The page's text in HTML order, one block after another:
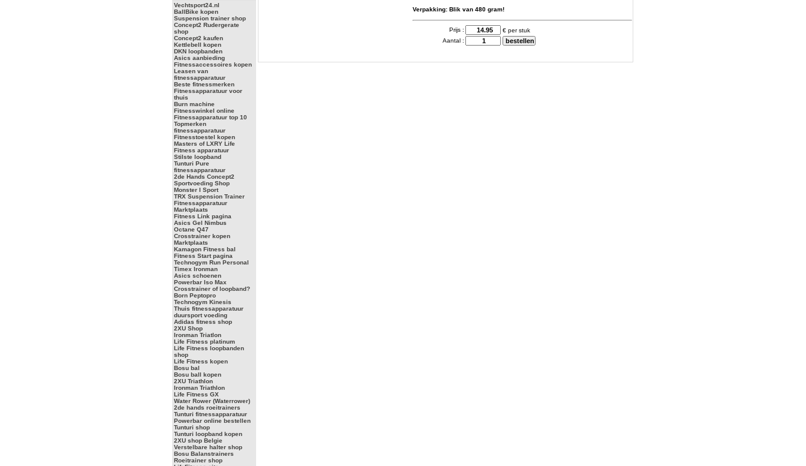
Vechtsport24.nl
BallBike kopen
Suspension trainer shop
Concept2 Rudergerate
shop
Concept2 kaufen
Kettlebell kopen
DKN loopbanden
Asics aanbieding
Fitnessaccessoires kopen
Leasen van
fitnessapparatuur
Beste fitnessmerken
Fitnessapparatuur voor
thuis
Burn machine
Fitnesswinkel online
Fitnessapparatuur top 10
Topmerken
fitnessapparatuur
Fitnesstoestel kopen
Masters of LXRY Life
Fitness apparatuur
Stilste loopband
Tunturi Pure
fitnessapparatuur
2de Hands Concept2
Sportvoeding Shop
Monster I Sport
TRX Suspension Trainer
Fitnessapparatuur
Marktplaats
Fitness Link pagina
Asics Gel Nimbus
Octane Q47
Crosstrainer kopen
Marktplaats
Kamagon Fitness bal
Fitness Start pagina
Technogym Run Personal
Timex Ironman
Asics schoenen
Powerbar Iso Max
Crosstrainer of loopband?
Born Peptopro
Technogym Kinesis
Thuis fitnessapparatuur
duursport voeding
Adidas fitness shop
2XU Shop
Ironman Triatlon
Life Fitness platinum
Life Fitness loopbanden
shop
Life Fitness kopen
Bosu bal
Bosu ball kopen
2XU Triathlon
Ironman Triathlon
Life Fitness GX
Water Rower (Waterrower)
2de hands roeitrainers
Tunturi fitnessapparatuur
Powerbar online bestellen
Tunturi shop
Tunturi loopband kopen
2XU shop Belgie
Verstelbare halter shop
Bosu Balanstrainers
Roeitrainer shop
Verpakking: Blik van 480 gram!
Prijs :
€ per stuk
Aantal :